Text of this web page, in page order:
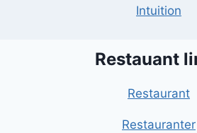
Intuition
Restauant
Restaurant
Restauranter